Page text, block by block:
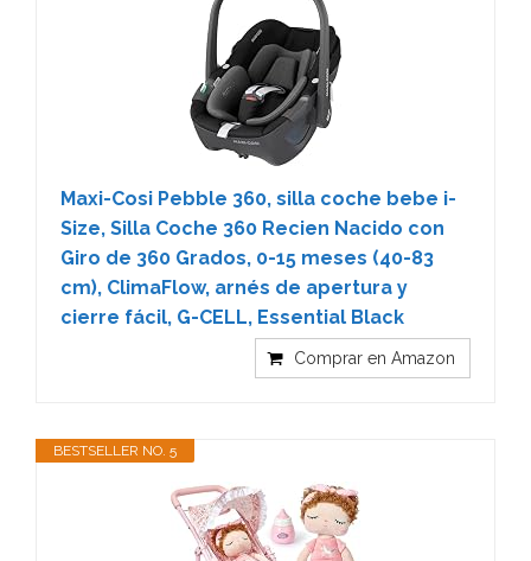
Maxi-Cosi Pebble 360, silla coche bebe i-
Size, Silla Coche 360 Recien Nacido con
Giro de 360 Grados, 0-15 meses (40-83
cm), ClimaFlow, arnés de apertura y
cierre fácil, G-CELL, Essential Black
Comprar en Amazon
BESTSELLER NO. 5